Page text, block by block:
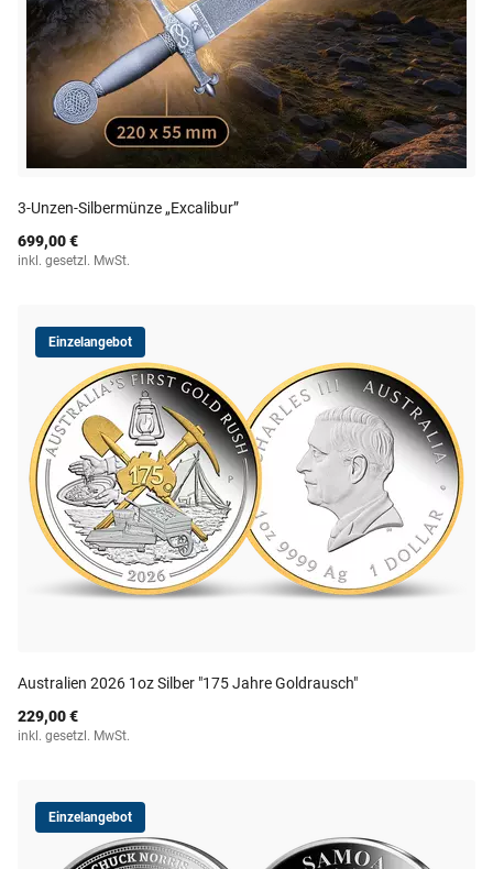
3-Unzen-Silbermünze „Excalibur”
699,00 €
inkl. gesetzl. MwSt.
Einzelangebot
Australien 2026 1oz Silber "175 Jahre Goldrausch"
229,00 €
inkl. gesetzl. MwSt.
Einzelangebot